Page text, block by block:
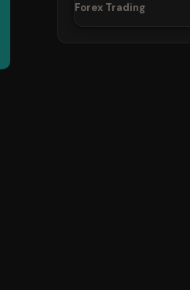
Forex Trading